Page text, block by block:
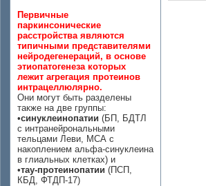
Первичные
паркинсонические
расстройства являются
типичными представителями
нейродегенераций, в основе
этиопатогенеза которых
лежит агрегация протеинов
интрацеллюлярно.
Они могут быть разделены
также на две группы:
•синуклеинопатии (БП, БДТЛ
с интранейрональными
тельцами Леви, МСА с
накоплением альфа-синуклеина
в глиальных клетках) и
•тау-протеинопатии (ПСП,
КБД, ФТДП-17)